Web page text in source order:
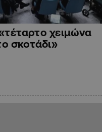
χειμώνα
σκοτάδι»